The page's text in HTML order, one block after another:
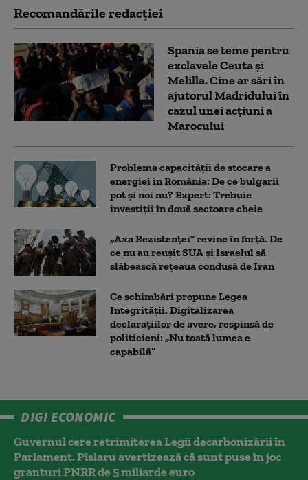
Recomandările redacţiei
Spania se teme pentru
exclavele Ceuta și
Melilla. Cine ar sări în
ajutorul Madridului în
cazul unei acțiuni a
Marocului
Problema capacității de stocare a
energiei în România: De ce bulgarii
pot și noi nu? Expert: Trebuie
investiții în două sectoare cheie
„Axa Rezistenței” revine în forță. De
ce nu au reușit SUA și Israelul să
slăbească rețeaua condusă de Iran
Ce schimbări propune Legea
Integrității. Digitalizarea
declarațiilor de avere, respinsă de
politicieni: „Nu toată lumea e
capabilă”
DIGI ECONOMIC
Guvernul cere retrimiterea Legii decarbonizării în
Parlament. Pîslaru avertizează că sunt puse în joc
granturi PNRR de 5 miliarde euro